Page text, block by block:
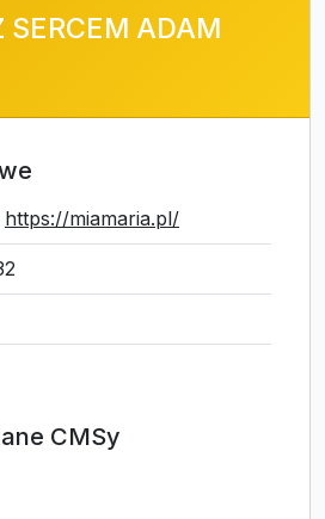
SERCEM ADAM
https://miamaria.pl/
CMSy